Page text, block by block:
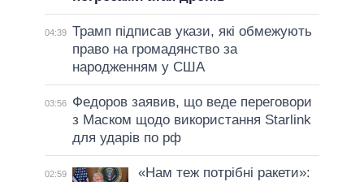
04:39 Трамп підписав укази, які обмежують
право на громадянство за
народженням у США
03:56
Федоров заявив, що веде переговори
з Маском щодо використання Starlink
для ударів по рф
02:59
«Нам теж потрібні ракети»: